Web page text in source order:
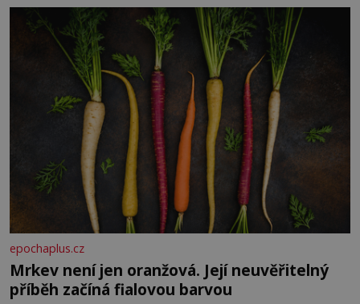
Je to opravdu tak, s věkem jako kdyby se paměť
rozhodla stávkovat. Cvičte
epochaplus.cz
Mrkev není jen oranžová. Její neuvěřitelný
příběh začíná fialovou barvou